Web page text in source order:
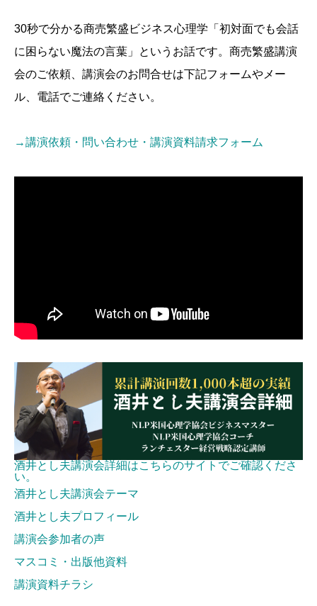
30秒で分かる商売繁盛ビジネス心理学「初対面でも会話
に困らない魔法の言葉」というお話です。商売繁盛講演
会のご依頼、講演会のお問合せは下記フォームやメー
ル、電話でご連絡ください。
→講演依頼・問い合わせ・講演資料請求フォーム
酒井とし夫講演会詳細はこちらのサイトでご確認くださ
い。
酒井とし夫講演会テーマ
酒井とし夫プロフィール
講演会参加者の声
マスコミ・出版他資料
講演資料チラシ